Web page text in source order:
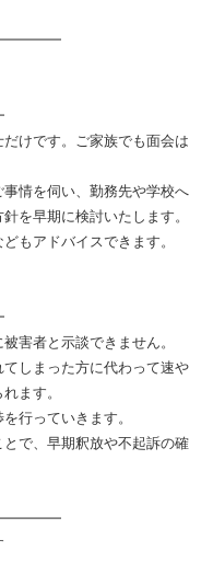
けです。ご家族でも面会は
情を伺い、勤務先や学校へ
を早期に検討いたします。
もアドバイスできます。
害者と示談できません。
しまった方に代わって速や
ます。
行っていきます。
で、早期釈放や不起訴の確